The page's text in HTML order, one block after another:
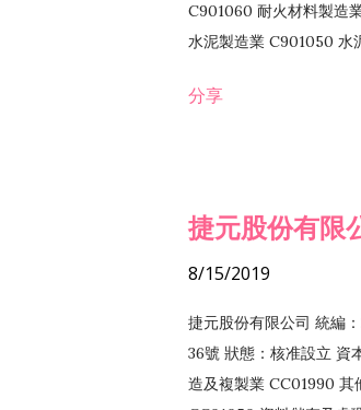
C901060 耐火材料製造
水泥製造業 C901050 水
EZ99990 其他工程業
分享
捷元股份有限
8/15/2019
捷元股份有限公司 統編
36號 狀態：核准設立 資
造及複製業 CC01990